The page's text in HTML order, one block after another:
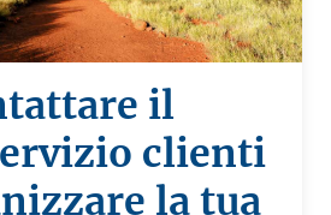
il
clienti
la tua